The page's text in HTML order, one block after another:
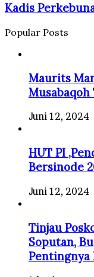
Kadis
Popular Posts
Maurits
Juni 12, 2024
HUT PI
Bersinode
Juni 12, 2024
Tinjau
Soputan,
Pentingnya